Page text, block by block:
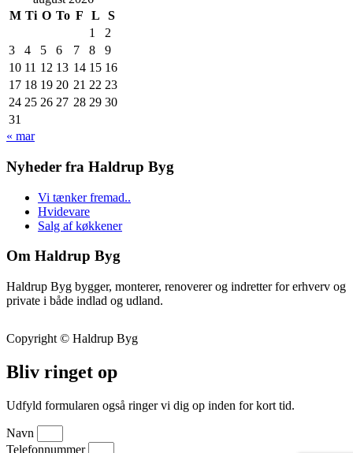
M Ti O To F L
S
1
2
3
4 5 6 7 8
9
10 11 12 13 14 15 16
17 18 19 20 21 22 23
24 25 26 27 28 29 30
31
« mar
Nyheder fra Haldrup Byg
Vi tænker fremad..
Hvidevare
Salg af køkkener
Om Haldrup Byg
Haldrup Byg bygger, monterer, renoverer og indretter for erhverv og
private i både indlad og udland.
Copyright © Haldrup Byg
Bliv ringet op
Udfyld formularen også ringer vi dig op inden for kort tid.
Navn
Telefonnummer